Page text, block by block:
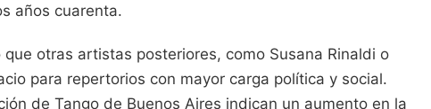
años cuarenta.
otras artistas posteriores, como Susana Rinaldi o
para repertorios con mayor carga política y social.
de Tango de Buenos Aires indican un aumento en la